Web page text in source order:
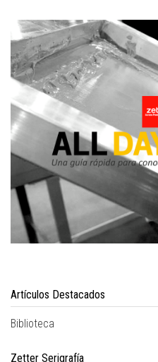
Artículos Destacados
Biblioteca
Zetter Serigrafía